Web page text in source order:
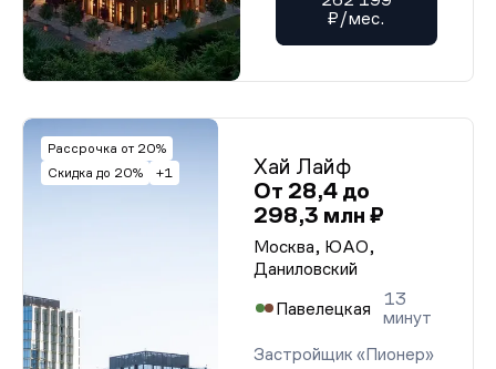
₽/мес.
Рассрочка от 20%
Скидка до 20%
+1
Хай Лайф
От 28,4 до
298,3 млн ₽
Москва, ЮАО,
Даниловский
Павелецкая
13
минут
Застройщик «Пионер»